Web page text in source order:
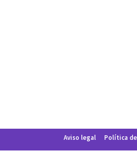
Aviso legal Política